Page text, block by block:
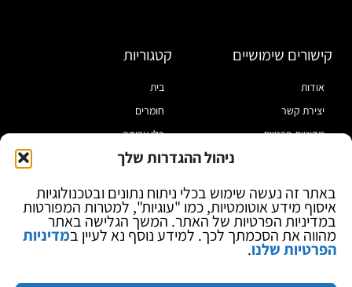
ניהול ההגדרות שלך
באתר זה נעשה שימוש בכלי ניתוח נתונים ובטכנולוגיות
איסוף מידע אוטומטיות, כמו "עוגיות", למטרות המפורטות
במדיניות הפרטיות של האתר. המשך הגלישה באתר
מהווה את הסכמתך לכך. למידע נוסף נא לעיין במדיניות
הפרטיות שלנו.
קישורים שימושיים
אודות
יצירת קשר
מדיניות פרטיות
בלוג
קטגוריות
בית
חומרים
כלי עבודה
מוצרי הלחמה
ספקי כח ומודדים
ציוד אופטי להגדלה